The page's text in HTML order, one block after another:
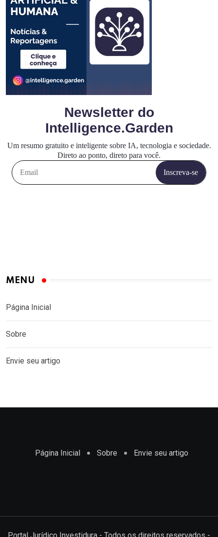
MENU
Página Inicial
Sobre
Envie seu artigo
Página Inicial Sobre Envie seu artigo
Portal Jurídico Investidura - Todos os direitos reservados -